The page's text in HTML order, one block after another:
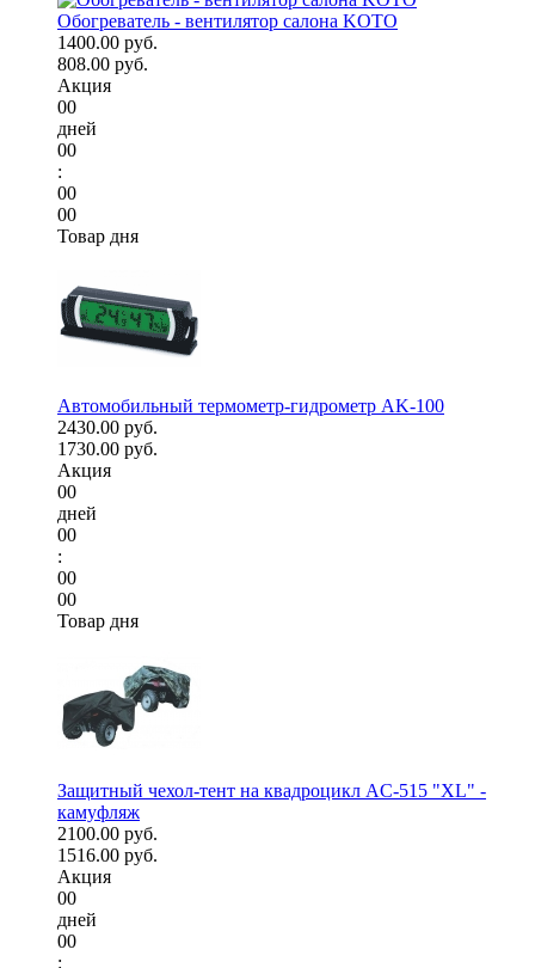
Обогреватель - вентилятор салона KOTO
1400.00 руб.
808.00 руб.
Акция
00
дней
00
:
00
00
Товар дня
Автомобильный термометр-гидрометр AK-100
2430.00 руб.
1730.00 руб.
Акция
00
дней
00
:
00
00
Товар дня
Защитный чехол-тент на квадроцикл AC-515 "XL" -
камуфляж
2100.00 руб.
1516.00 руб.
Акция
00
дней
00
: